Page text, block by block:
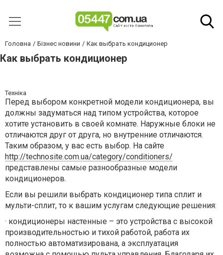
Головна Бізнес новини Как выбрать кондиционер
Как выбрать кондиционер
Техніка
Перед выбором конкретной модели кондиционера, вы
должны задуматься над типом устройства, которое
хотите установить в своей комнате. Наружные блоки не
отличаются друг от друга, но внутренние отличаются.
Таким образом, у вас есть выбор. На сайте
http://technosite.com.ua/category/conditioners/
представлены самые разнообразные модели
кондиционеров.
Если вы решили выбрать кондиционер типа сплит и
мульти-сплит, то к вашим услугам следующие решения:
· кондиционеры настенные – это устройства с высокой
производительностью и тихой работой, работа их
полностью автоматизирована, а эксплуатация